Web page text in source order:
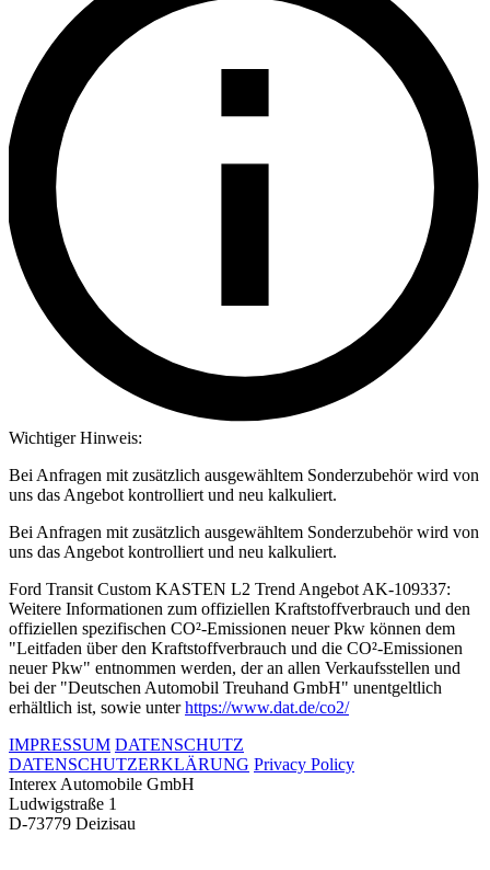
Wichtiger Hinweis:
Bei Anfragen mit zusätzlich ausgewähltem Sonderzubehör wird von
uns das Angebot kontrolliert und neu kalkuliert.
Bei Anfragen mit zusätzlich ausgewähltem Sonderzubehör wird von
uns das Angebot kontrolliert und neu kalkuliert.
Ford Transit Custom KASTEN L2 Trend Angebot AK-109337:
Weitere Informationen zum offiziellen Kraftstoffverbrauch und den
offiziellen spezifischen CO²-Emissionen neuer Pkw können dem
"Leitfaden über den Kraftstoffverbrauch und die CO²-Emissionen
neuer Pkw" entnommen werden, der an allen Verkaufsstellen und
bei der "Deutschen Automobil Treuhand GmbH" unentgeltlich
erhältlich ist, sowie unterhttps://www.dat.de/co2/
IMPRESSUM DATENSCHUTZ
DATENSCHUTZERKLÄRUNG Privacy Policy
Interex Automobile GmbH
Ludwigstraße 1
D-73779 Deizisau